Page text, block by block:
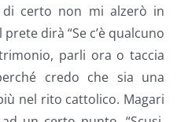
di certo non mi alzerò in
dirà “Se c’è qualcuno
parli ora o taccia
credo che sia una
nel rito cattolico. Magari